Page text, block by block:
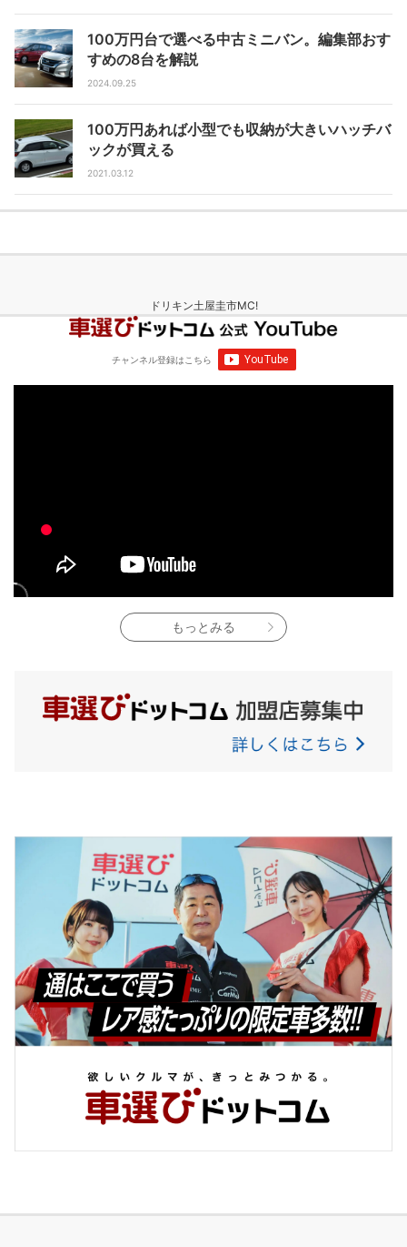
100万円台で選べる中古ミニバン。編集部おす
すめの8台を解説
2024.09.25
100万円あれば小型でも収納が大きいハッチバ
ックが買える
2021.03.12
ドリキン土屋圭市MC!
チャンネル登録はこちら
もっとみる